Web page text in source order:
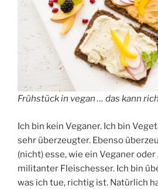
Frühstück in vegan … das kann
Ich bin kein Veganer. Ich bin
sehr überzeugter. Ebenso
(nicht) esse, wie ein Veganer oder
militanter Fleischesser. Ich bin
was ich tue, richtig ist. Natürlich